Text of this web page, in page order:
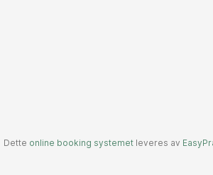
Dette online booking systemet leveres av